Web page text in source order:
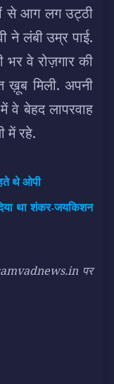
से आग लग उट्ठी
ने लंबी उम्र पाई.
वे रोज़गार की
मिली. अपनी
वे बेहद लापरवाह
में रहे.
थे ओपी
था शंकर-जयकिशन
पर